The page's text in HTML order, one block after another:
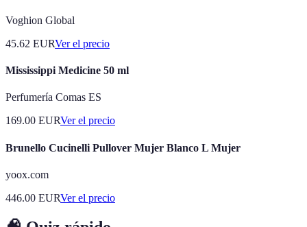
Voghion Global
45.62 EURVer el precio
Mississippi Medicine 50 ml
Perfumería Comas ES
169.00 EURVer el precio
Brunello Cucinelli Pullover Mujer Blanco L Mujer
yoox.com
446.00 EURVer el precio